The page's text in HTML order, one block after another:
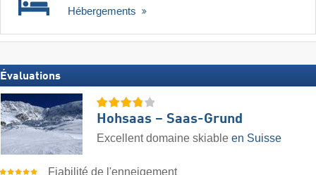
Hébergements
Évaluations
Hohsaas – Saas-Grund
Excellent domaine skiable en Suisse
Fiabilité de l'enneigement